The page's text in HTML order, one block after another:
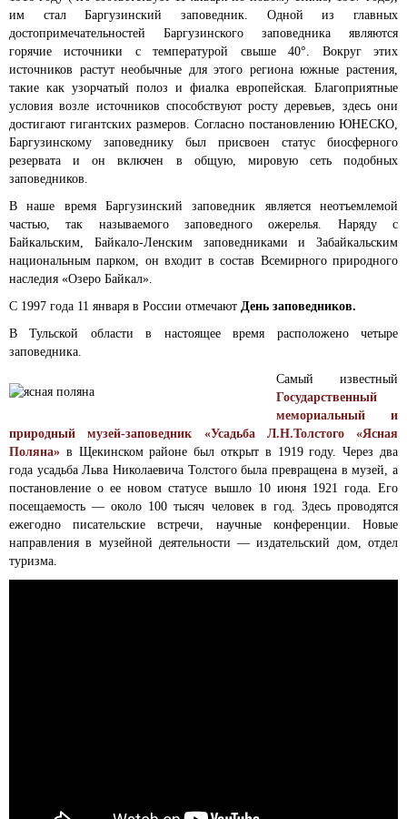
им стал Баргузинский заповедник. Одной из главных
достопримечательностей Баргузинского заповедника являются
горячие источники с температурой свыше 40°. Вокруг этих
источников растут необычные для этого региона южные растения,
такие как узорчатый полоз и фиалка европейская. Благоприятные
условия возле источников способствуют росту деревьев, здесь они
достигают гигантских размеров. Согласно постановлению ЮНЕСКО,
Баргузинскому заповеднику был присвоен статус биосферного
резервата и он включен в общую, мировую сеть подобных
заповедников.
В наше время Баргузинский заповедник является неотъемлемой
частью, так называемого заповедного ожерелья. Наряду с
Байкальским, Байкало-Ленским заповедниками и Забайкальским
национальным парком, он входит в состав Всемирного природного
наследия «Озеро Байкал».
С 1997 года 11 января в России отмечают День заповедников.
В Тульской области в настоящее время расположено четыре
заповедника.
Самый известный
Государственный
мемориальный и
природный музей-заповедник «Усадьба Л.Н.Толстого «Ясная
Поляна» в Щекинском районе был открыт в 1919 году. Через два
года усадьба Льва Николаевича Толстого была превращена в музей, а
постановление о ее новом статусе вышло 10 июня 1921 года. Его
посещаемость — около 100 тысяч человек в год. Здесь проводятся
ежегодно писательские встречи, научные конференции. Новые
направления в музейной деятельности — издательский дом, отдел
туризма.